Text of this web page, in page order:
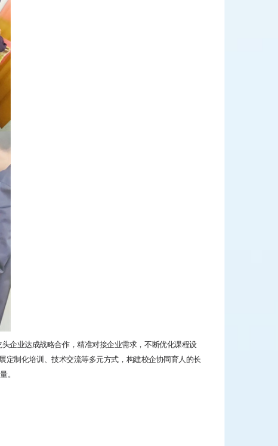
业达成战略合作，精准对接企业需求，不断优化课程设
制化培训、技术交流等多元方式，构建校企协同育人的长
。